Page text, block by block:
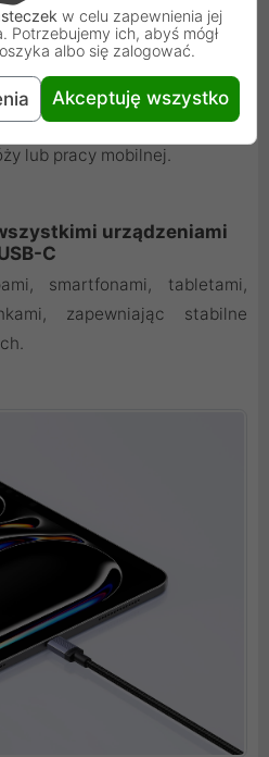
powerbanków
wygodne i uporządkowane
lub pracy mobilnej.
urządzeniami
C
smartfonami, tabletami,
zapewniając stabilne
w celu zapewnienia jej
Potrzebujemy ich, abyś mógł
albo się zalogować.
Akceptuję wszystko